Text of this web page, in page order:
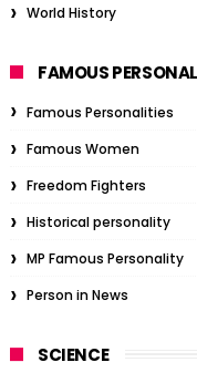
World History
FAMOUS
Famous Personalities
Famous Women
Freedom Fighters
Historical personality
MP Famous Personality
Person in News
SCIENCE